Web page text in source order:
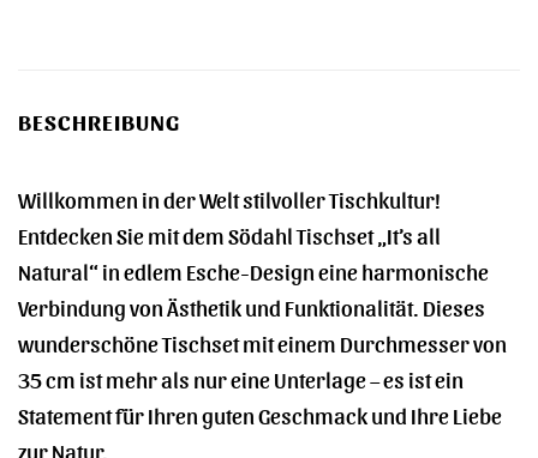
BESCHREIBUNG
Willkommen in der Welt stilvoller Tischkultur!
Entdecken Sie mit dem Södahl Tischset „It’s all
Natural“ in edlem Esche-Design eine harmonische
Verbindung von Ästhetik und Funktionalität. Dieses
wunderschöne Tischset mit einem Durchmesser von
35 cm ist mehr als nur eine Unterlage – es ist ein
Statement für Ihren guten Geschmack und Ihre Liebe
zur Natur.